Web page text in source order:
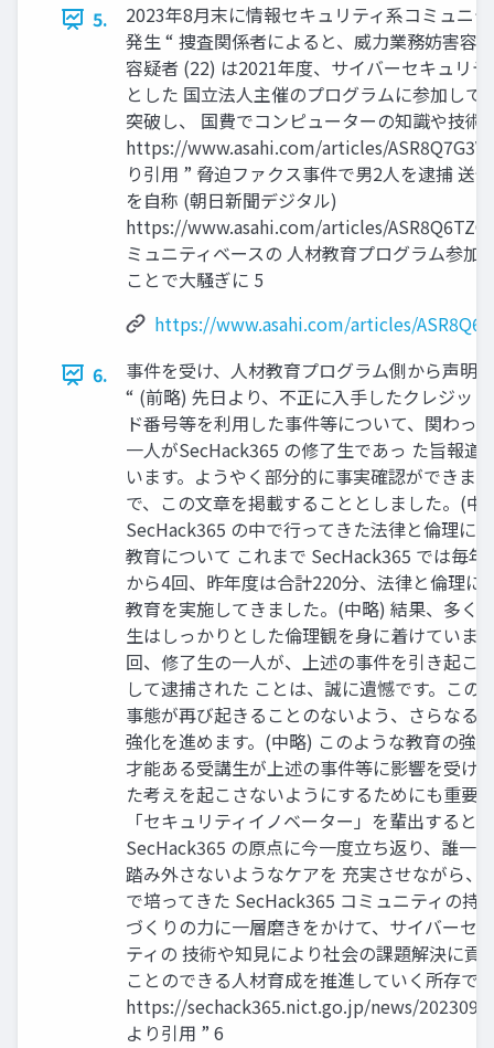
5.
2023年8月末に情報セキュリティ系コミュニ
発生 “ 捜査関係者によると、威力業務妨害容
容疑者 (22) は2021年度、サイバーセキュリ
とした 国立法人主催のプログラムに参加して
突破し、 国費でコンピューターの知識や技術
https://www.asahi.com/articles/
り引用 ” 脅迫ファクス事件で男2人を逮捕 送
を自称 (朝日新聞デジタル)
https://www.asahi.com/articles/
ミュニティベースの 人材教育プログラム参加
ことで大騒ぎに 5
https://www.asahi.com/articles/
6.
事件を受け、人材教育プログラム側から声明
“ (前略) 先日より、不正に入手したクレジッ
ド番号等を利用した事件等について、関わっ
一人がSecHack365 の修了生であっ た旨報道
います。ようやく部分的に事実確認ができま
で、この文章を掲載することとしました。(中
SecHack365 の中で行ってきた法律と倫理に
教育について これまで SecHack365 では毎年
から4回、昨年度は合計220分、法律と倫理に
教育を実施してきました。(中略) 結果、多く
生はしっかりとした倫理観を身に着けていま
回、修了生の一人が、上述の事件を引き起こ
して逮捕された ことは、誠に遺憾です。この
事態が再び起きることのないよう、さらなる
強化を進めます。(中略) このような教育の強
才能ある受講生が上述の事件等に影響を受け
た考えを起こさないようにするためにも重要
「セキュリティイノベーター」を輩出すると
SecHack365 の原点に今一度立ち返り、誰一
踏み外さないようなケアを 充実させながら、
で培ってきた SecHack365 コミュニティの持
づくりの力に一層磨きをかけて、サイバーセ
ティの 技術や知見により社会の課題解決に貢
ことのできる人材育成を推進していく所存で
https://sechack365.nict.go.jp/news/
より引用 ” 6